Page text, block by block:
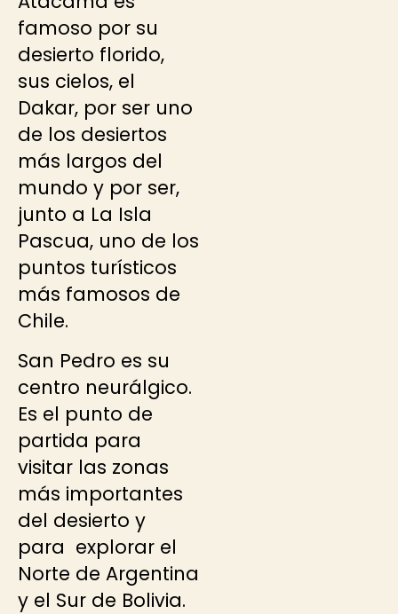
famoso por su
desierto florido,
sus cielos, el
Dakar, por ser uno
de los desiertos
más largos del
mundo y por ser,
junto a La Isla
Pascua, uno de los
puntos turísticos
más famosos de
Chile.
San Pedro es su
centro neurálgico.
Es el punto de
partida para
visitar las zonas
más importantes
del desierto y
para explorar el
Norte de Argentina
y el Sur de Bolivia.